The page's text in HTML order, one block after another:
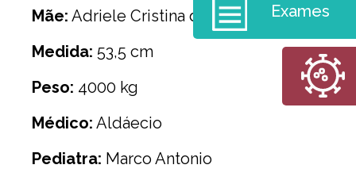
Mãe: Adriele Cristina da Costa
Medida: 53,5 cm
Peso: 4000 kg
Médico: Aldáecio
Pediatra: Marco Antonio
Exames